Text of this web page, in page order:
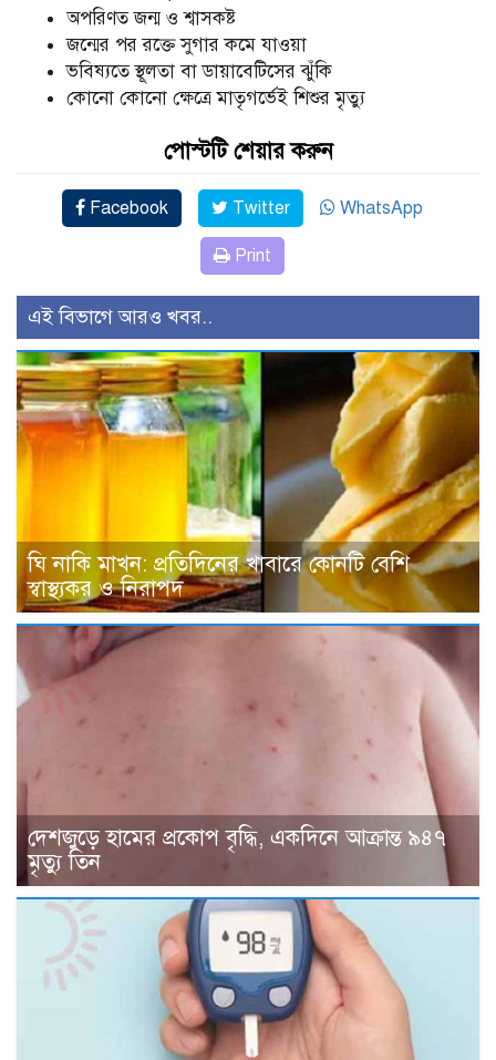
অপরিণত জন্ম ও শ্বাসকষ্ট
জন্মের পর রক্তে সুগার কমে যাওয়া
ভবিষ্যতে স্থূলতা বা ডায়াবেটিসের ঝুঁকি
কোনো কোনো ক্ষেত্রে মাতৃগর্ভেই শিশুর মৃত্যু
পোস্টটি শেয়ার করুন
Facebook Twitter WhatsApp
Print
এই বিভাগে আরও খবর..
ঘি নাকি মাখন: প্রতিদিনের খাবারে কোনটি বেশি
স্বাস্থ্যকর ও নিরাপদ
দেশজুড়ে হামের প্রকোপ বৃদ্ধি, একদিনে আক্রান্ত ৯৪৭
মৃত্যু তিন